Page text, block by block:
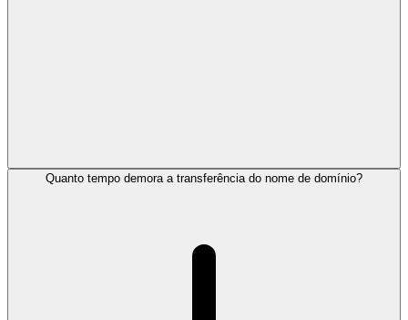
Quanto tempo demora a transferência do nome de domínio?